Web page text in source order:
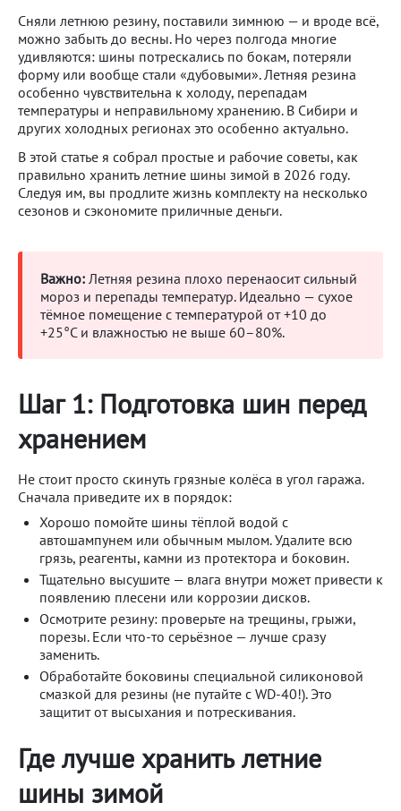
Сняли летнюю резину, поставили зимнюю — и вроде всё,
можно забыть до весны. Но через полгода многие
удивляются: шины потрескались по бокам, потеряли
форму или вообще стали «дубовыми». Летняя резина
особенно чувствительна к холоду, перепадам
температуры и неправильному хранению. В Сибири и
других холодных регионах это особенно актуально.
В этой статье я собрал простые и рабочие советы, как
правильно хранить летние шины зимой в 2026 году.
Следуя им, вы продлите жизнь комплекту на несколько
сезонов и сэкономите приличные деньги.
Важно: Летняя резина плохо перенaосит сильный
мороз и перепады температур. Идеально — сухое
тёмное помещение с температурой от +10 до
+25°C и влажностью не выше 60–80%.
Шаг 1: Подготовка шин перед
хранением
Не стоит просто скинуть грязные колёса в угол гаража.
Сначала приведите их в порядок:
Хорошо помойте шины тёплой водой с
автошампунем или обычным мылом. Удалите всю
грязь, реагенты, камни из протектора и боковин.
Тщательно высушите — влага внутри может привести к
появлению плесени или коррозии дисков.
Осмотрите резину: проверьте на трещины, грыжи,
порезы. Если что-то серьёзное — лучше сразу
заменить.
Обработайте боковины специальной силиконовой
смазкой для резины (не путайте с WD-40!). Это
защитит от высыхания и потрескивания.
Где лучше хранить летние
шины зимой